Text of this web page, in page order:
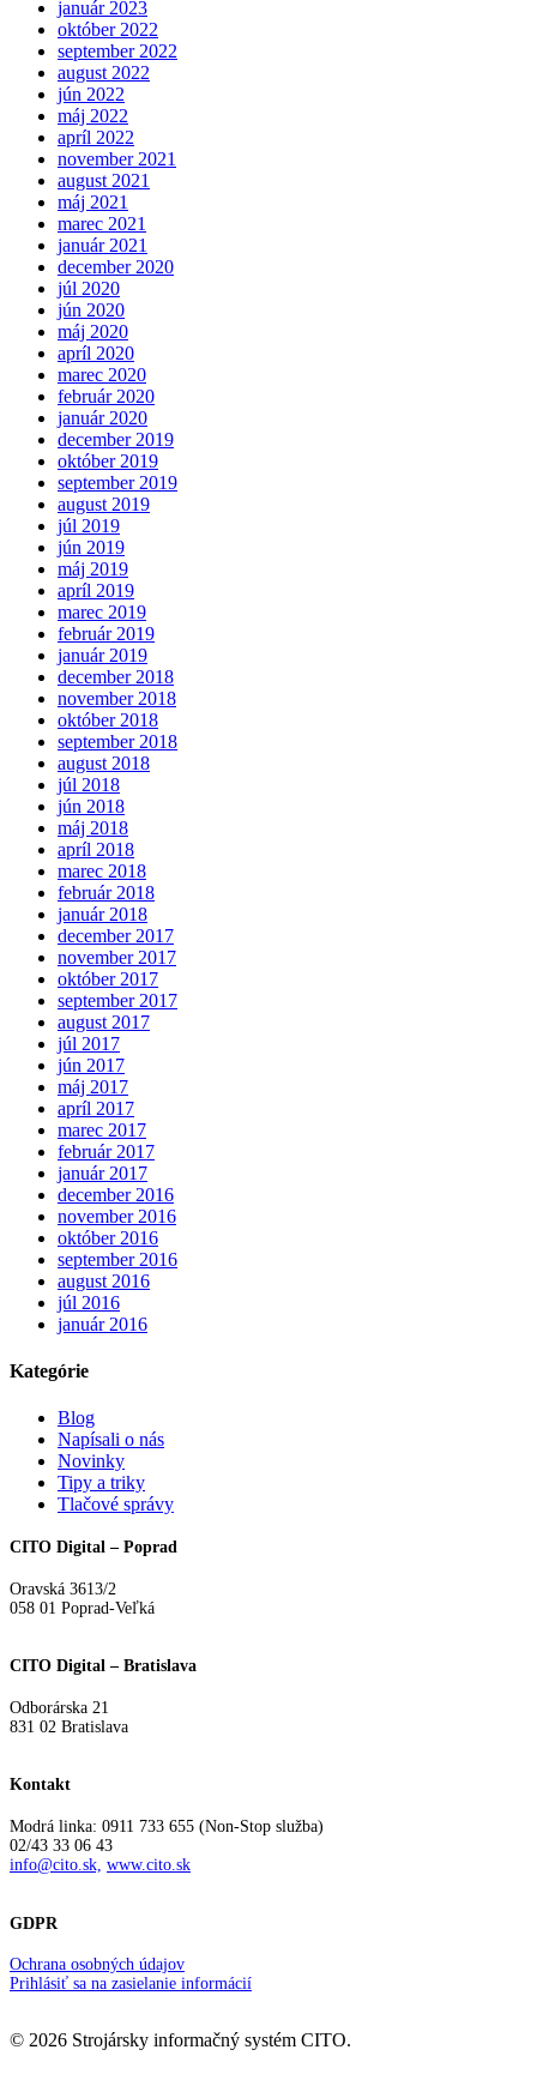
január 2023
október 2022
september 2022
august 2022
jún 2022
máj 2022
apríl 2022
november 2021
august 2021
máj 2021
marec 2021
január 2021
december 2020
júl 2020
jún 2020
máj 2020
apríl 2020
marec 2020
február 2020
január 2020
december 2019
október 2019
september 2019
august 2019
júl 2019
jún 2019
máj 2019
apríl 2019
marec 2019
február 2019
január 2019
december 2018
november 2018
október 2018
september 2018
august 2018
júl 2018
jún 2018
máj 2018
apríl 2018
marec 2018
február 2018
január 2018
december 2017
november 2017
október 2017
september 2017
august 2017
júl 2017
jún 2017
máj 2017
apríl 2017
marec 2017
február 2017
január 2017
december 2016
november 2016
október 2016
september 2016
august 2016
júl 2016
január 2016
Kategórie
Blog
Napísali o nás
Novinky
Tipy a triky
Tlačové správy
CITO Digital – Poprad
Oravská 3613/2
058 01 Poprad-Veľká
CITO Digital – Bratislava
Odborárska 21
831 02 Bratislava
Kontakt
Modrá linka: 0911 733 655 (Non-Stop služba)
02/43 33 06 43
info@cito.sk, www.cito.sk
GDPR
Ochrana osobných údajov
Prihlásiť sa na zasielanie informácií
© 2026 Strojársky informačný systém CITO.